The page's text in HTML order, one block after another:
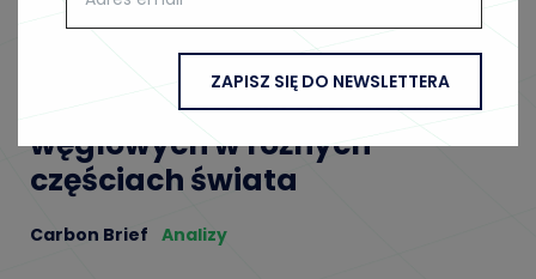
Analiza skutków offsetów
węglowych w różnych
częściach świata
Carbon Brief Analizy
ZAPISZ SIĘ DO NEWSLETTERA